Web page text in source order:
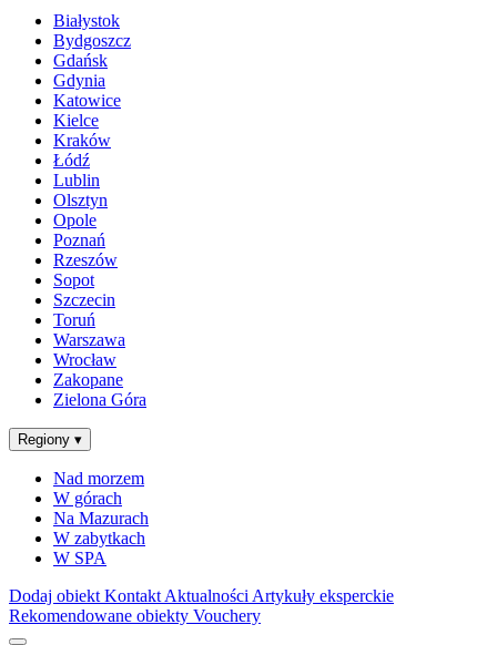
Białystok
Bydgoszcz
Gdańsk
Gdynia
Katowice
Kielce
Kraków
Łódź
Lublin
Olsztyn
Opole
Poznań
Rzeszów
Sopot
Szczecin
Toruń
Warszawa
Wrocław
Zakopane
Zielona Góra
Regiony ▾
Nad morzem
W górach
Na Mazurach
W zabytkach
W SPA
Dodaj obiekt Kontakt Aktualności Artykuły eksperckie
Rekomendowane obiekty Vouchery